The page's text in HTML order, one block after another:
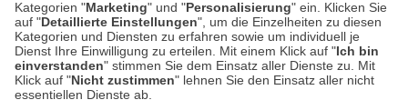
Kategorien "Marketing" und "Personalisierung" ein. Klicken Sie
auf "Detaillierte Einstellungen", um die Einzelheiten zu diesen
Kategorien und Diensten zu erfahren sowie um individuell je
Dienst Ihre Einwilligung zu erteilen. Mit einem Klick auf "Ich bin
einverstanden" stimmen Sie dem Einsatz aller Dienste zu. Mit
Klick auf "Nicht zustimmen" lehnen Sie den Einsatz aller nicht
essentiellen Dienste ab.
Montag bis Samstag 9:00 Uhr bis 18:00 Uhr
weitere Information
Hier finden Sie uns im Netz